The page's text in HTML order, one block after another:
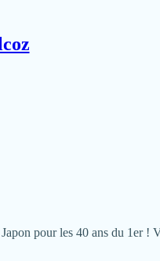
pour les 40 ans du 1er !